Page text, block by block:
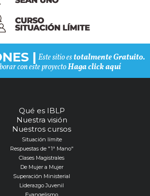
| Este sitio estotalmente Gratuito.
con este proyectoHaga click aquí
Qué es IBLP
Nuestra visión
Nuestros cursos
Situación límite
Respuestas de "1ª Mano"
Clases Magistrales
De Mujer a Mujer
Superación Ministerial
Liderazgo Juvenil